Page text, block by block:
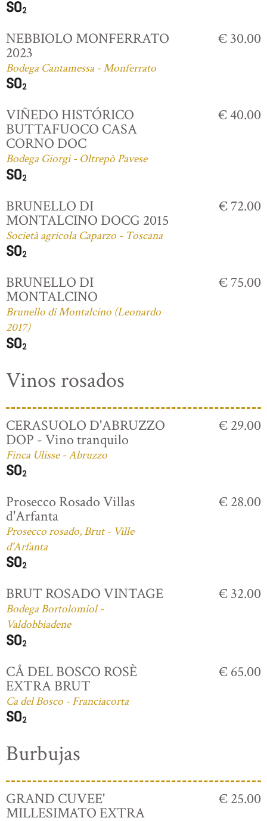
NEBBIOLO MONFERRATO
2023
Bodega Cantamessa - Monferrato
€ 30.00
VIÑEDO HISTÓRICO
BUTTAFUOCO CASA
CORNO DOC
Bodega Giorgi - Oltrepò Pavese
€ 40.00
BRUNELLO DI
MONTALCINO DOCG 2015
Società agricola Caparzo - Toscana
€ 72.00
BRUNELLO DI
MONTALCINO
Brunello di Montalcino (Leonardo
2017)
€ 75.00
Vinos rosados
CERASUOLO D'ABRUZZO
DOP - Vino tranquilo
Finca Ulisse - Abruzzo
€ 29.00
Prosecco Rosado Villas
d'Arfanta
Prosecco rosado, Brut - Ville
d'Arfanta
€ 28.00
BRUT ROSADO VINTAGE
Bodega Bortolomiol -
Valdobbiadene
€ 32.00
CÅ DEL BOSCO ROSÈ
EXTRA BRUT
Ca del Bosco - Franciacorta
€ 65.00
Burbujas
GRAND CUVEE'
MILLESIMATO EXTRA
€ 25.00